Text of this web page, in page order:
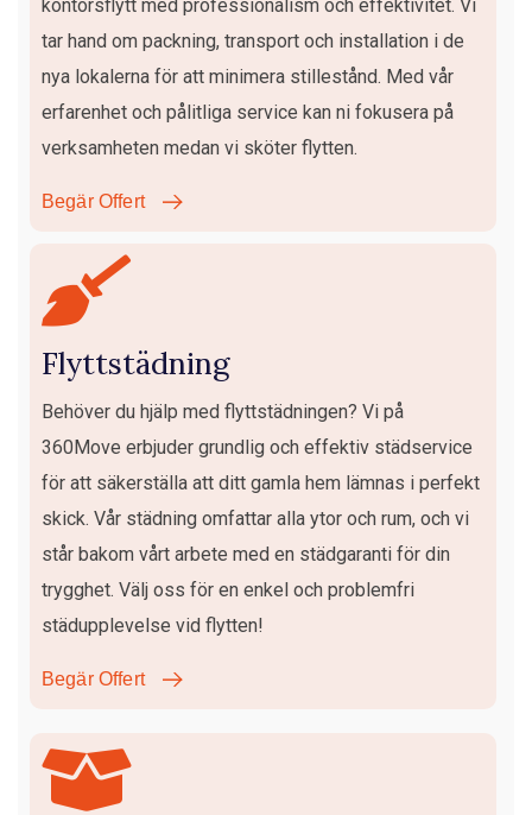
kontorsflytt med professionalism och effektivitet. Vi
tar hand om packning, transport och installation i de
nya lokalerna för att minimera stillestånd. Med vår
erfarenhet och pålitliga service kan ni fokusera på
verksamheten medan vi sköter flytten.
Begär Offert
Flyttstädning
Behöver du hjälp med flyttstädningen? Vi på
360Move erbjuder grundlig och effektiv städservice
för att säkerställa att ditt gamla hem lämnas i perfekt
skick. Vår städning omfattar alla ytor och rum, och vi
står bakom vårt arbete med en städgaranti för din
trygghet. Välj oss för en enkel och problemfri
städupplevelse vid flytten!
Begär Offert